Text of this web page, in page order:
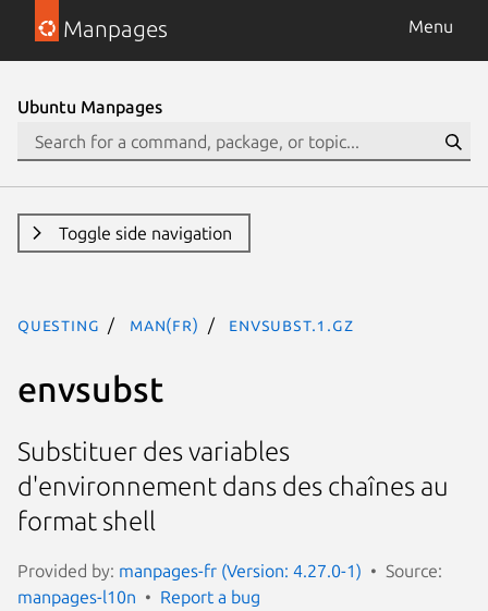
Manpages Menu
Ubuntu Manpages
Toggle side navigation
questing man(fr) envsubst.1.gz
envsubst
Substituer des variables
d'environnement dans des chaînes au
format shell
Provided by: manpages-fr (Version: 4.27.0-1)
Source:
manpages-l10n
Report a bug